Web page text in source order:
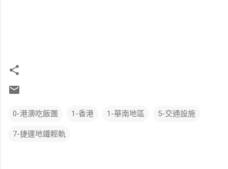
0-港澳吃飯團 1-香港 1-華南地區 5-交通設施
7-捷運地鐵輕軌